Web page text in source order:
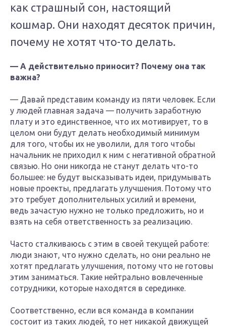
как страшный сон, настоящий
кошмар. Они находят десяток причин,
почему не хотят что-то делать.
— А действительно приносит? Почему она так
важна?
— Давай представим команду из пяти человек. Если
у людей главная задача — получить заработную
плату и это единственное, что их мотивирует, то в
целом они будут делать необходимый минимум
для того, чтобы их не уволили, для того чтобы
начальник не приходил к ним с негативной обратной
связью. Но они никогда не станут делать что-то
большее: не будут высказывать идеи, придумывать
новые проекты, предлагать улучшения. Потому что
это требует дополнительных усилий и времени,
ведь зачастую нужно не только предложить, но и
взять на себя ответственность за реализацию.
Часто сталкиваюсь с этим в своей текущей работе:
люди знают, что нужно сделать, но они реально не
хотят предлагать улучшения, потому что не готовы
этим заниматься. Такие нейтрально вовлеченные
сотрудники, которые находятся в серединке.
Соответственно, если вся команда в компании
состоит из таких людей, то нет никакой движущей